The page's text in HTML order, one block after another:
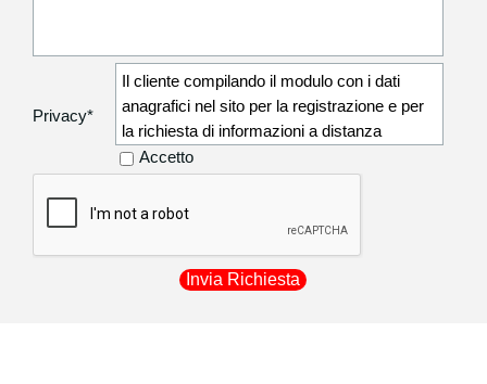
Privacy*
Il cliente compilando il modulo con i dati
anagrafici nel sito per la registrazione e per
la richiesta di informazioni a distanza
autorizza la Degidio Auto srl a comunicare i
dati anagrafici non sensibili (residenza,
recapito telefonico) ai corrieri di fiducia
utilizzati per la consegna dei beni acquistati
in modo da poter procedere al recapito
presso il proprio indirizzo.
Accetto